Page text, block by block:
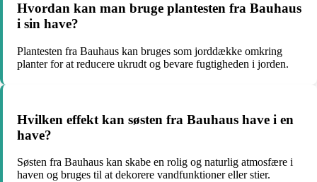
Hvordan kan man bruge plantesten fra Bauhaus
i sin have?
Plantesten fra Bauhaus kan bruges som jorddække omkring
planter for at reducere ukrudt og bevare fugtigheden i jorden.
Hvilken effekt kan søsten fra Bauhaus have i en
have?
Søsten fra Bauhaus kan skabe en rolig og naturlig atmosfære i
haven og bruges til at dekorere vandfunktioner eller stier.